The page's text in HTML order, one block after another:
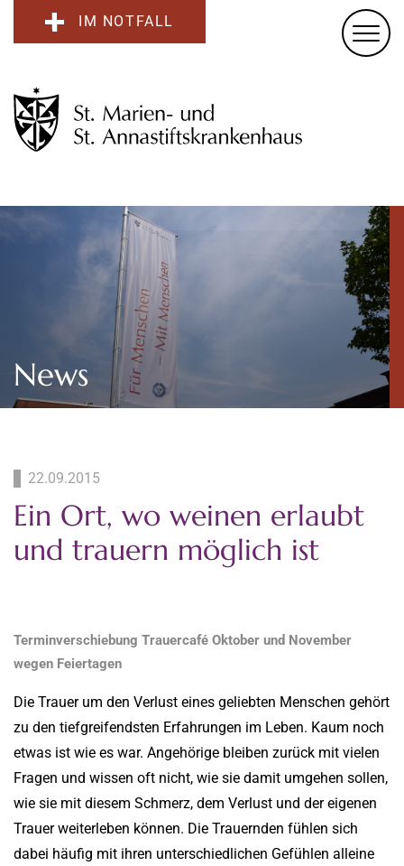
IM NOTFALL
News
22.09.2015
Ein Ort, wo weinen erlaubt
und trauern möglich ist
Terminverschiebung Trauercafé Oktober und November
wegen Feiertagen
Die Trauer um den Verlust eines geliebten Menschen gehört
zu den tiefgreifendsten Erfahrungen im Leben. Kaum noch
etwas ist wie es war. Angehörige bleiben zurück mit vielen
Fragen und wissen oft nicht, wie sie damit umgehen sollen,
wie sie mit diesem Schmerz, dem Verlust und der eigenen
Trauer weiterleben können. Die Trauernden fühlen sich
dabei häufig mit ihren unterschiedlichen Gefühlen alleine